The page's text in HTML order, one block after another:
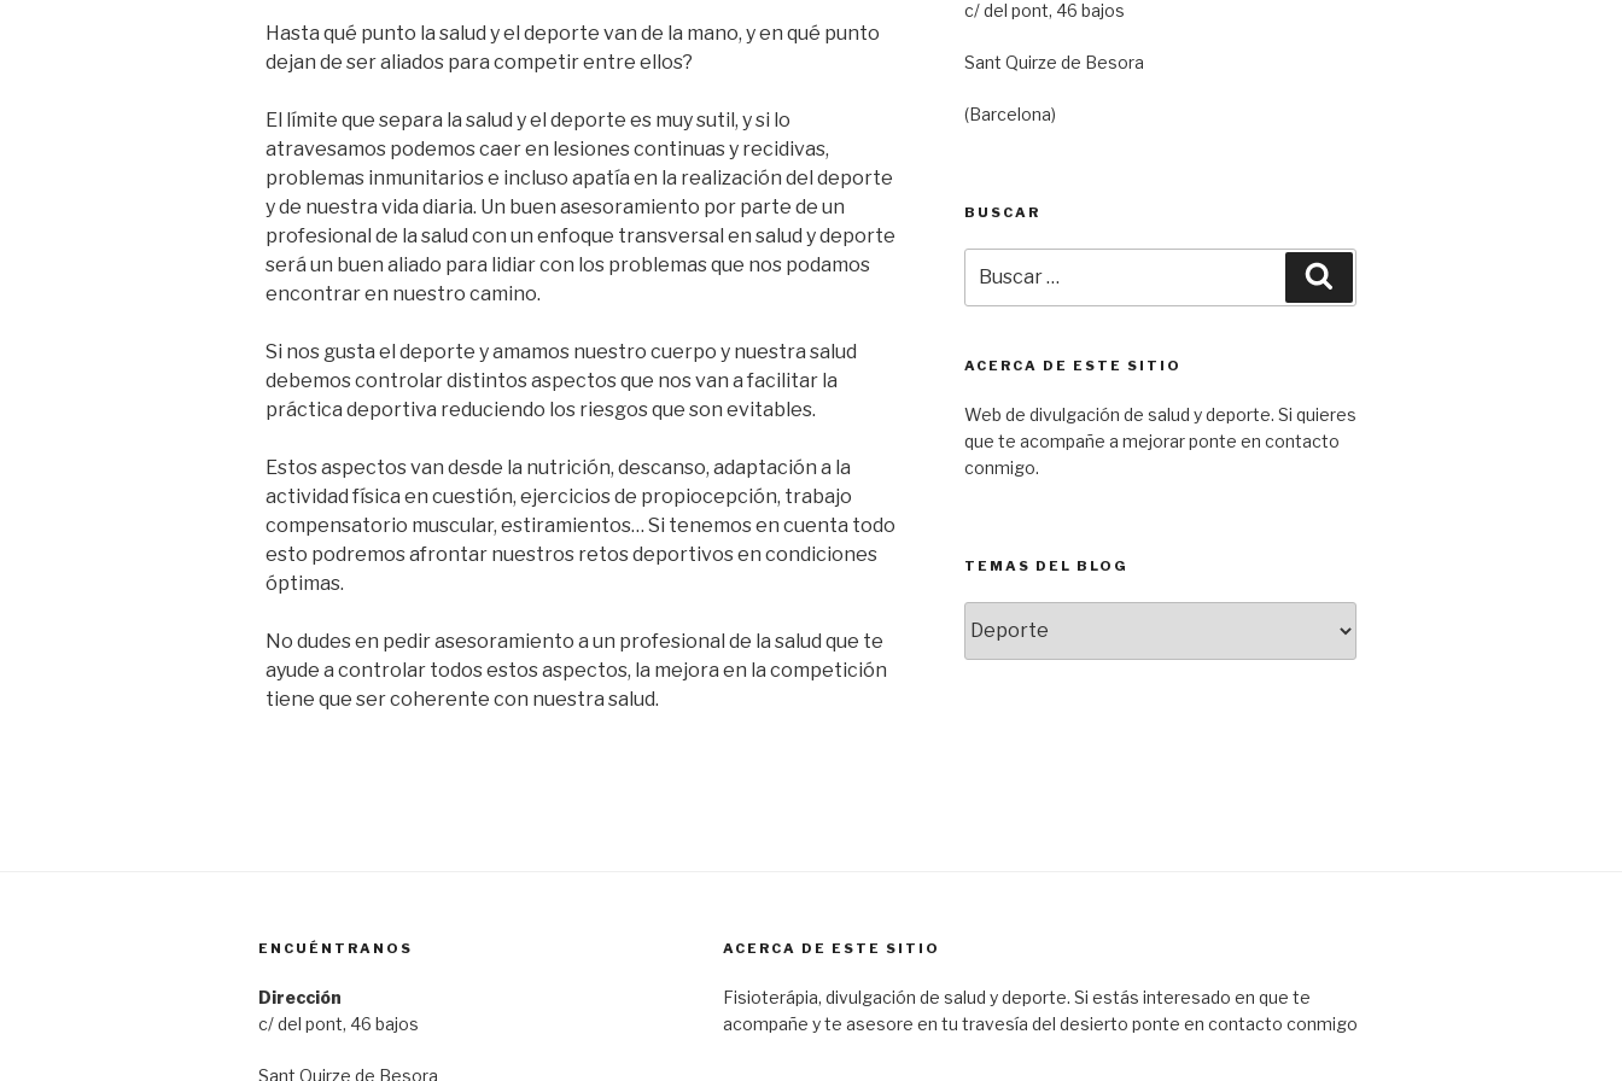
Hasta qué punto la salud y el deporte van de la mano, y en qué punto
dejan de ser aliados para competir entre ellos?
El límite que separa la salud y el deporte es muy sutil, y si lo
atravesamos podemos caer en lesiones continuas y recidivas,
problemas inmunitarios e incluso apatía en la realización del deporte
y de nuestra vida diaria. Un buen asesoramiento por parte de un
profesional de la salud con un enfoque transversal en salud y deporte
será un buen aliado para lidiar con los problemas que nos podamos
encontrar en nuestro camino.
Si nos gusta el deporte y amamos nuestro cuerpo y nuestra salud
debemos controlar distintos aspectos que nos van a facilitar la
práctica deportiva reduciendo los riesgos que son evitables.
Estos aspectos van desde la nutrición, descanso, adaptación a la
actividad física en cuestión, ejercicios de propiocepción, trabajo
compensatorio muscular, estiramientos… Si tenemos en cuenta todo
esto podremos afrontar nuestros retos deportivos en condiciones
óptimas.
No dudes en pedir asesoramiento a un profesional de la salud que te
ayude a controlar todos estos aspectos, la mejora en la competición
tiene que ser coherente con nuestra salud.
c/ del pont, 46 bajos
Sant Quirze de Besora
(Barcelona)
BUSCAR
por:
ACERCA DE ESTE SITIO
Web de divulgación de salud y deporte. Si quieres
que te acompañe a mejorar ponte en contacto
conmigo.
TEMAS DEL BLOG
del
blog
ENCUÉNTRANOS
Dirección
c/ del pont, 46 bajos
Sant Quirze de Besora
ACERCA DE ESTE SITIO
Fisioterápia, divulgación de salud y deporte. Si estás interesado en que te
acompañe y te asesore en tu travesía del desierto ponte en contacto conmigo